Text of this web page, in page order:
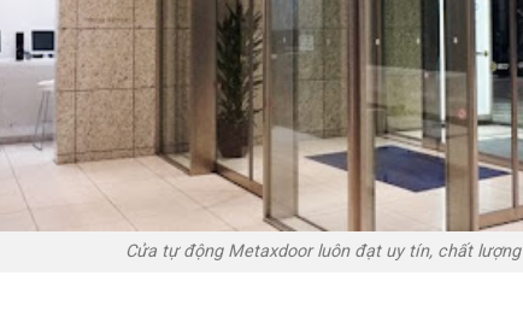
Cửa tự động Metaxdoor luôn đạt uy tín, chất lượng